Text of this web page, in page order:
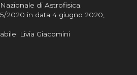
di Astrofisica
2020 in data 4 giugno 2020,
Livia Giacomini